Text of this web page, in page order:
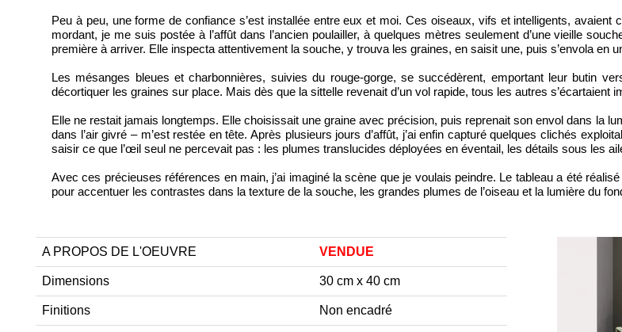
Peu à peu, une forme de confiance s’est installée entre eux et moi. Ces oiseaux, vifs et intelligents,
mordant, je me suis postée à l’affût dans l’ancien poulailler, à quelques mètres seulement d’une vieille
première à arriver. Elle inspecta attentivement la souche, y trouva les graines, en saisit une, puis s’envola en
Les mésanges bleues et charbonnières, suivies du rouge-gorge, se succédèrent, emportant leur butin
décortiquer les graines sur place. Mais dès que la sittelle revenait d’un vol rapide, tous les autres s’écartaient
Elle ne restait jamais longtemps. Elle choisissait une graine avec précision, puis reprenait son envol dans la
dans l’air givré – m’est restée en tête. Après plusieurs jours d’affût, j’ai enfin capturé quelques clichés
saisir ce que l’œil seul ne percevait pas : les plumes translucides déployées en éventail, les détails sous les
Avec ces précieuses références en main, j’ai imaginé la scène que je voulais peindre. Le tableau a été
pour accentuer les contrastes dans la texture de la souche, les grandes plumes de l’oiseau et la lumière du
A PROPOS DE L'OEUVRE VENDUE
Dimensions 30 cm x 40 cm
Finitions Non encadré